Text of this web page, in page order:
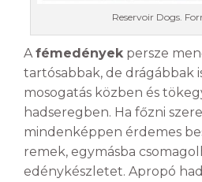
Reservoir Dogs.
A fémedények persze
tartósabbak, de drágábbak
mosogatás közben és
hadseregben. Ha főzni
mindenképpen érdemes
remek, egymásba
edénykészletet. Apropó